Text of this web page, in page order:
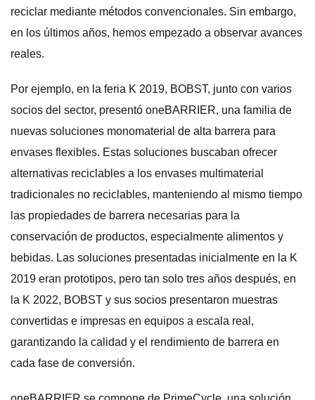
reciclar mediante métodos convencionales. Sin embargo,
en los últimos años, hemos empezado a observar avances
reales.
Por ejemplo, en la feria K 2019, BOBST, junto con varios
socios del sector, presentó oneBARRIER, una familia de
nuevas soluciones monomaterial de alta barrera para
envases flexibles. Estas soluciones buscaban ofrecer
alternativas reciclables a los envases multimaterial
tradicionales no reciclables, manteniendo al mismo tiempo
las propiedades de barrera necesarias para la
conservación de productos, especialmente alimentos y
bebidas. Las soluciones presentadas inicialmente en la K
2019 eran prototipos, pero tan solo tres años después, en
la K 2022, BOBST y sus socios presentaron muestras
convertidas e impresas en equipos a escala real,
garantizando la calidad y el rendimiento de barrera en
cada fase de conversión.